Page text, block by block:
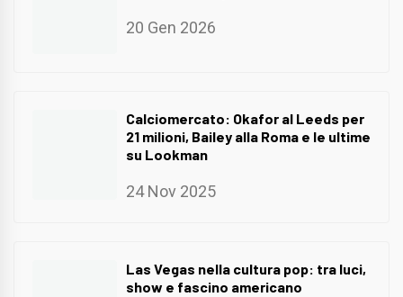
20 Gen 2026
Calciomercato: Okafor al Leeds per
21 milioni, Bailey alla Roma e le ultime
su Lookman
24 Nov 2025
Las Vegas nella cultura pop: tra luci,
show e fascino americano